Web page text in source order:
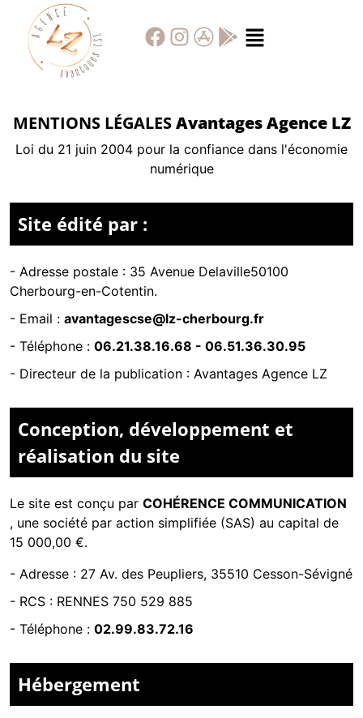
MENTIONS LÉGALESAvantages Agence LZ
Loi du 21 juin 2004 pour la confiance dans l'économie
numérique
Site édité par :
- Adresse postale : 35 Avenue Delaville50100
Cherbourg-en-Cotentin.
- Email : avantagescse@lz-cherbourg.fr
- Téléphone : 06.21.38.16.68 - 06.51.36.30.95
- Directeur de la publication : Avantages Agence LZ
Conception, développement et
réalisation du site
Le site est conçu par COHÉRENCE COMMUNICATION
, une société par action simplifiée (SAS) au capital de
15 000,00 €.
- Adresse : 27 Av. des Peupliers, 35510 Cesson-Sévigné
- RCS : RENNES 750 529 885
- Téléphone : 02.99.83.72.16
Hébergement